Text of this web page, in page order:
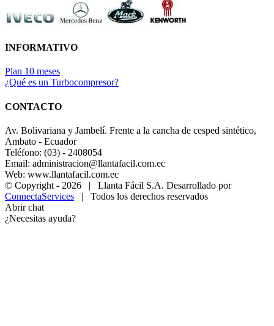
INFORMATIVO
Plan 10 meses
¿Qué es un Turbocompresor?
CONTACTO
Av. Bolivariana y Jambelí. Frente a la cancha de cesped sintético,
Ambato - Ecuador
Teléfono: (03) - 2408054
Email: administracion@llantafacil.com.ec
Web: www.llantafacil.com.ec
© Copyright - 2026 | Llanta Fácil S.A. Desarrollado por
ConnectaServices | Todos los derechos reservados
Abrir chat
¿Necesitas ayuda?